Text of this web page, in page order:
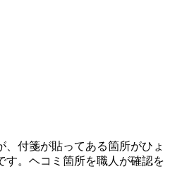
付箋が貼ってある箇所がひょ
す。ヘコミ箇所を職人が確認を